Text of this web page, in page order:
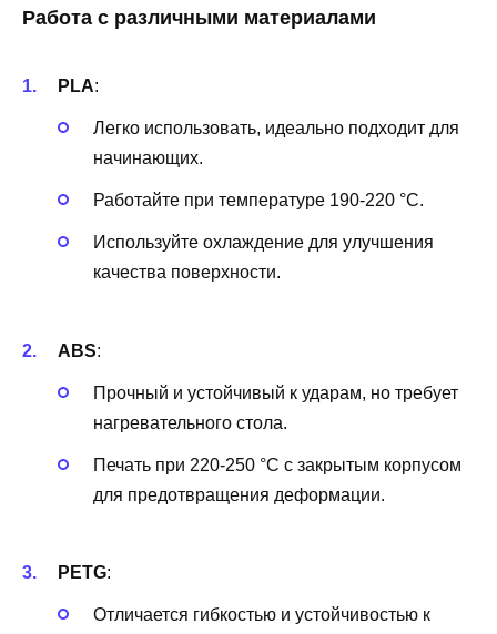
Работа с различными материалами
PLA:
Легко использовать, идеально подходит для
начинающих.
Работайте при температуре 190-220 °C.
Используйте охлаждение для улучшения
качества поверхности.
ABS:
Прочный и устойчивый к ударам, но требует
нагревательного стола.
Печать при 220-250 °C с закрытым корпусом
для предотвращения деформации.
PETG:
Отличается гибкостью и устойчивостью к